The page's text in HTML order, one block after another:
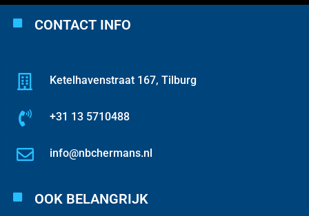
CONTACT INFO
Ketelhavenstraat 167, Tilburg
+31 13 5710488
info@nbchermans.nl
OOK BELANGRIJK